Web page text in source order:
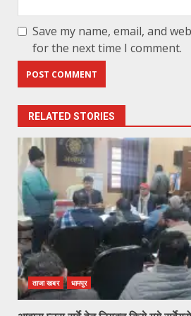
Save my name, email, and
for the next time I comment.
RELATED STORIES
ताजा खबर धामपुर